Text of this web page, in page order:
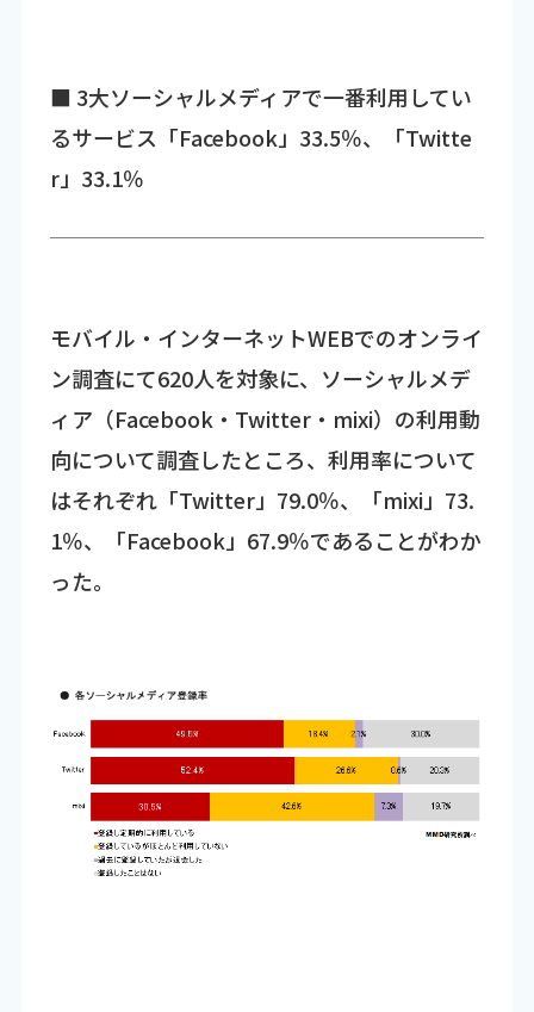
■ 3大ソーシャルメディアで一番利用してい
るサービス「Facebook」33.5％、「Twitte
r」33.1％
モバイル・インターネットWEBでのオンライ
ン調査にて620人を対象に、ソーシャルメデ
ィア（Facebook・Twitter・mixi）の利用動
向について調査したところ、利用率について
はそれぞれ「Twitter」79.0％、「mixi」73.
1％、「Facebook」67.9％であることがわか
った。